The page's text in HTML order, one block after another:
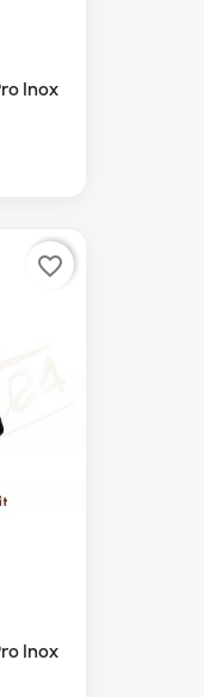
Inox
Inox
favorite_border